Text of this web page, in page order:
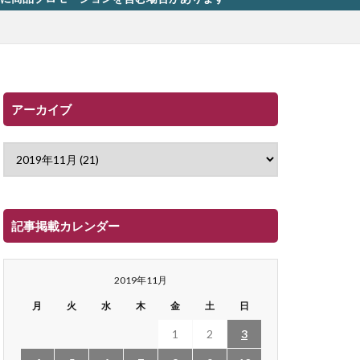
アーカイブ
記事掲載カレンダー
2019年11月
月 火 水 木 金 土 日
1 2 3